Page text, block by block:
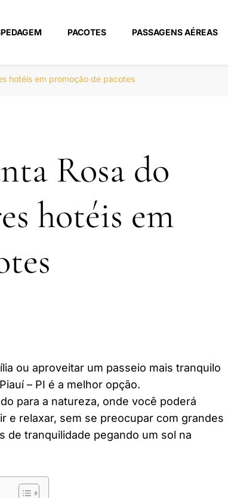
PACOTES PASSAGENS AÉREAS
hotéis em promoção de pacotes
Rosa do
hotéis em
ou aproveitar um passeio mais tranquilo
– PI é a melhor opção.
para a natureza, onde você poderá
e relaxar, sem se preocupar com grandes
de tranquilidade pegando um sol na